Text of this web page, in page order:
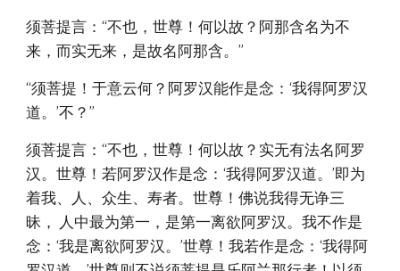
须菩提言：“不也，世尊！何以故？阿那含名为不
来，而实无来，是故名阿那含。”
“须菩提！于意云何？阿罗汉能作是念：‘我得阿罗汉
道。’不？”
须菩提言：“不也，世尊！何以故？实无有法名阿罗
汉。世尊！若阿罗汉作是念：‘我得阿罗汉道。’即为
着我、人、众生、寿者。世尊！佛说我得无诤三
昧， 人中最为第一，是第一离欲阿罗汉。我不作是
念：‘我是离欲阿罗汉。’世尊！我若作是念：‘我得阿